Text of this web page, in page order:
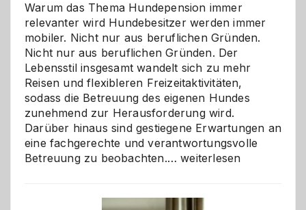
Warum das Thema Hundepension immer
relevanter wird Hundebesitzer werden immer
mobiler. Nicht nur aus beruflichen Gründen.
Nicht nur aus beruflichen Gründen. Der
Lebensstil insgesamt wandelt sich zu mehr
Reisen und flexibleren Freizeitaktivitäten,
sodass die Betreuung des eigenen Hundes
zunehmend zur Herausforderung wird.
Darüber hinaus sind gestiegene Erwartungen an
eine fachgerechte und verantwortungsvolle
Betreuung zu beobachten.…Betreuung
weiterlesen